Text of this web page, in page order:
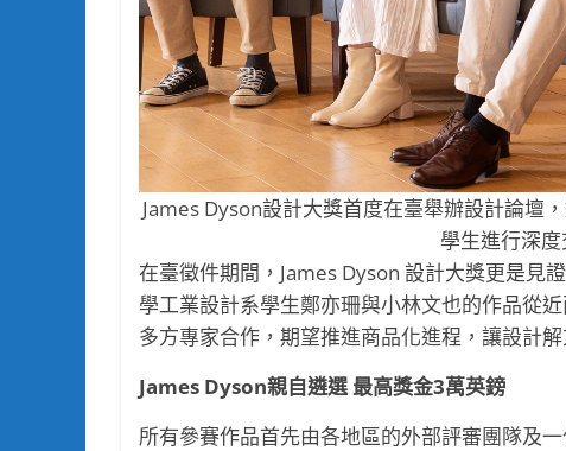
James Dyson設計大獎首度在臺舉辦設計論壇
學生進行深
在臺徵件期間，James Dyson 設計大獎更是見
學工業設計系學生鄭亦珊與小林文也的作品從
多方專家合作，期望推進商品化進程，讓設計
James Dyson親自遴選 最高獎金3萬英鎊
所有參賽作品首先由各地區的外部評審團隊及